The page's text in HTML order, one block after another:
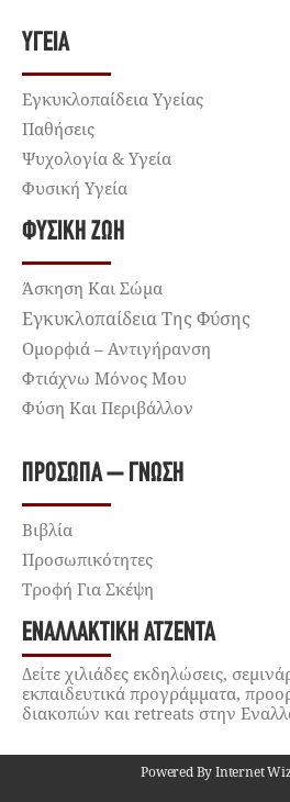
ΥΓΕΊΑ
Εγκυκλοπαίδεια Υγείας
Παθήσεις
Ψυχολογία & Υγεία
Φυσική Υγεία
ΦΥΣΙΚΉ ΖΩΉ
Άσκηση Και Σώμα
Εγκυκλοπαίδεια Της Φύσης
Ομορφιά – Αντιγήρανση
Φτιάχνω Μόνος Μου
Φύση Και Περιβάλλον
ΠΡΌΣΩΠΑ – ΓΝΏΣΗ
Βιβλία
Προσωπικότητες
Τροφή Για Σκέψη
ΕΝΑΛΛΑΚΤΙΚΉ ΑΤΖΈΝΤΑ
Δείτε χιλιάδες εκδηλώσεις,
εκπαιδευτικά προγράμματα,
διακοπών και retreats στην
Powered By Internet